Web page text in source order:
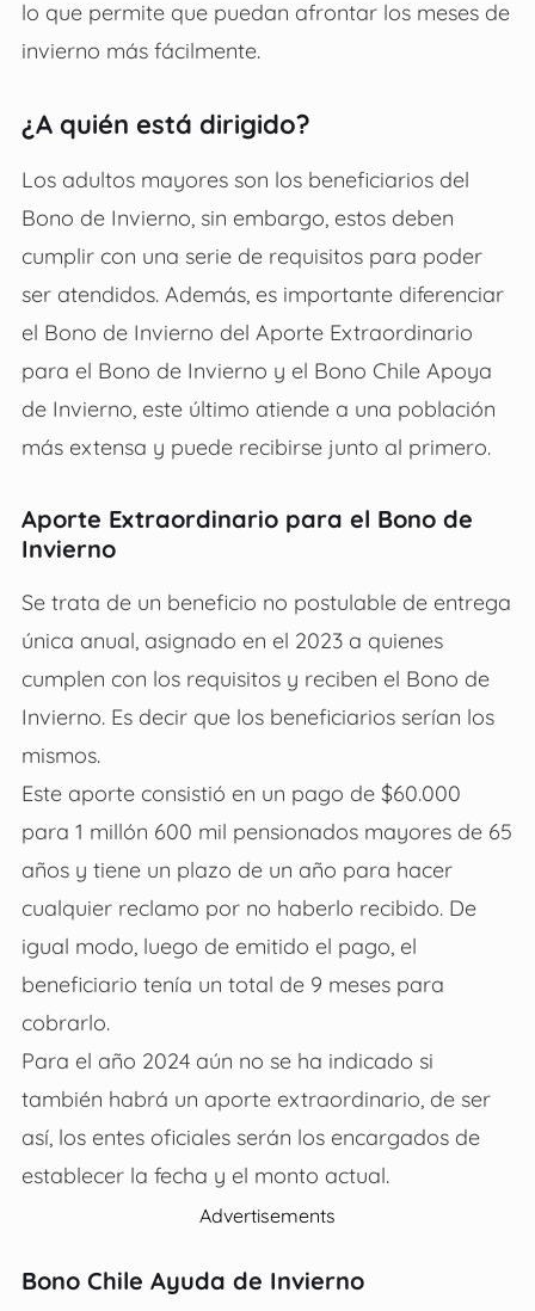
lo que permite que puedan afrontar los meses de
invierno más fácilmente.
¿A quién está dirigido?
Los adultos mayores son los beneficiarios del
Bono de Invierno, sin embargo, estos deben
cumplir con una serie de requisitos para poder
ser atendidos. Además, es importante diferenciar
el Bono de Invierno del Aporte Extraordinario
para el Bono de Invierno y el Bono Chile Apoya
de Invierno, este último atiende a una población
más extensa y puede recibirse junto al primero.
Aporte Extraordinario para el Bono de
Invierno
Se trata de un beneficio no postulable de entrega
única anual, asignado en el 2023 a quienes
cumplen con los requisitos y reciben el Bono de
Invierno. Es decir que los beneficiarios serían los
mismos.
Este aporte consistió en un pago de $60.000
para 1 millón 600 mil pensionados mayores de 65
años y tiene un plazo de un año para hacer
cualquier reclamo por no haberlo recibido. De
igual modo, luego de emitido el pago, el
beneficiario tenía un total de 9 meses para
cobrarlo.
Para el año 2024 aún no se ha indicado si
también habrá un aporte extraordinario, de ser
así, los entes oficiales serán los encargados de
establecer la fecha y el monto actual.
Advertisements
Bono Chile Ayuda de Invierno